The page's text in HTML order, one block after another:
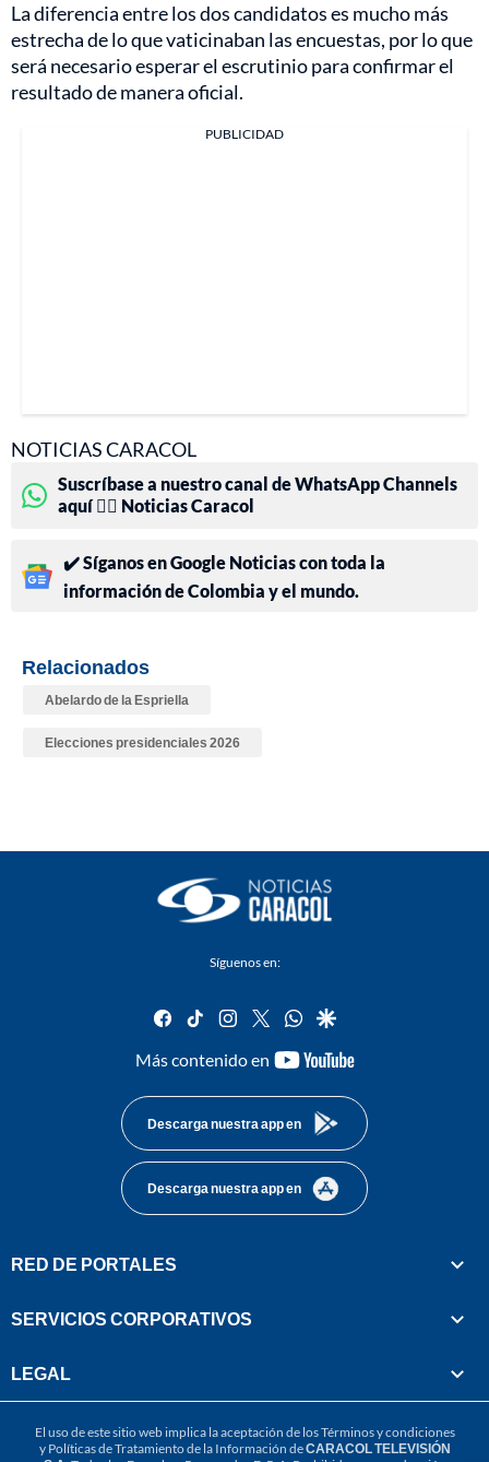
La diferencia entre los dos candidatos es mucho más
estrecha de lo que vaticinaban las encuestas, por lo que
será necesario esperar el escrutinio para confirmar el
resultado de manera oficial.
PUBLICIDAD
NOTICIAS CARACOL
Suscríbase a nuestro canal de WhatsApp Channels
aquí 👉🏻 Noticias Caracol
✔️ Síganos en Google Noticias con toda la
información de Colombia y el mundo.
Relacionados
Abelardo de la Espriella
Elecciones presidenciales 2026
Síguenos en:
facebook
tiktok instagram
twitterwhatsapp
google
Más contenido en
youtube-
Descarga nuestra app en
Descarga nuestra app en
RED DE PORTALES
SERVICIOS CORPORATIVOS
LEGAL
El uso de este sitio web implica la aceptación de losTérminos y condiciones
y Políticas de Tratamiento de la Información deCARACOL TELEVISIÓN